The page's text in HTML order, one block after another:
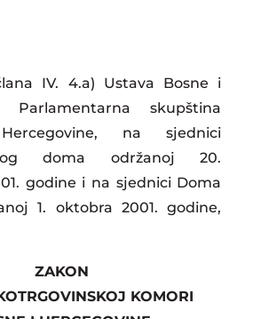
IV. 4.a) Ustava Bosne i
Parlamentarna skupština
na sjednici
doma održanoj 20.
godine i na sjednici Doma
1. oktobra 2001. godine,
ZAKON
KOMORI